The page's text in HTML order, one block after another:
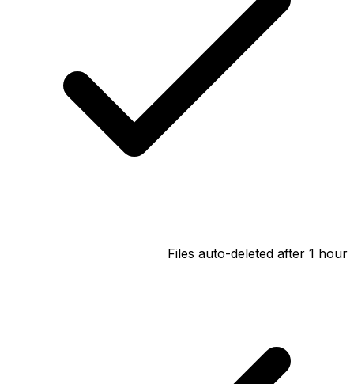
Files auto-deleted after 1 hour